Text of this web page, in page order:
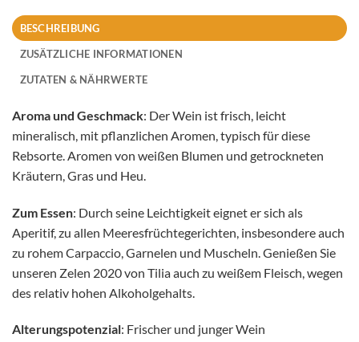
BESCHREIBUNG
ZUSÄTZLICHE INFORMATIONEN
ZUTATEN & NÄHRWERTE
Aroma und Geschmack: Der Wein ist frisch, leicht
mineralisch, mit pflanzlichen Aromen, typisch für diese
Rebsorte. Aromen von weißen Blumen und getrockneten
Kräutern, Gras und Heu.
Zum Essen: Durch seine Leichtigkeit eignet er sich als
Aperitif, zu allen Meeresfrüchtegerichten, insbesondere auch
zu rohem Carpaccio, Garnelen und Muscheln. Genießen Sie
unseren Zelen 2020 von Tilia auch zu weißem Fleisch, wegen
des relativ hohen Alkoholgehalts.
Alterungspotenzial: Frischer und junger Wein